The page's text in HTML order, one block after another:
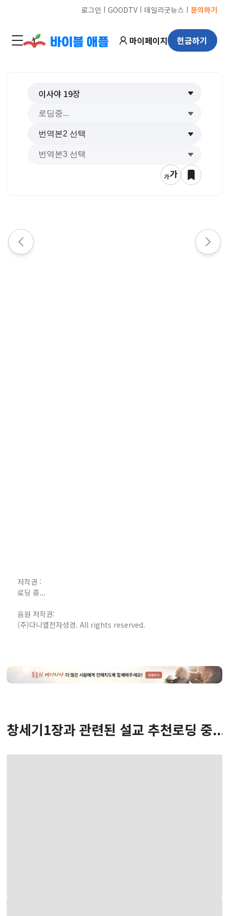
로그인 ㅣ GOODTVㅣ 데일리굿뉴스 ㅣ 문의하기
마이페이지 헌금하기
이사야 19장
저작권 :
로딩 중...
음원 저작권:
(주)다니엘전자성경. All rights reserved.
창세기1장과 관련된 설교 추천로딩 중...